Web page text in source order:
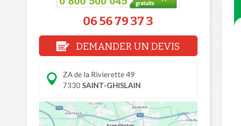
06 56 79 37 3
DEMANDER UN DEVIS
ZA de la Rivierette 49
7330 SAINT-GHISLAIN